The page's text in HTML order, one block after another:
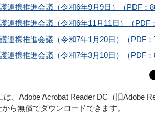
連携推進会議（令和6年9月9日）（PDF：
連携推進会議（令和6年11月11日）（PDF
連携推進会議（令和7年1月20日）（PDF：
連携推進会議（令和7年3月10日）（PDF：
、Adobe Acrobat Reader DC（旧Adobe
ら無償でダウンロードできます。